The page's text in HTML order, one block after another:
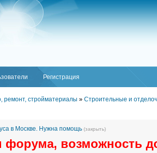
Регистрация
ремонт, стройматериалы » Строительные и
в Москве. Нужна помощь (закрыть)
форума, возможность